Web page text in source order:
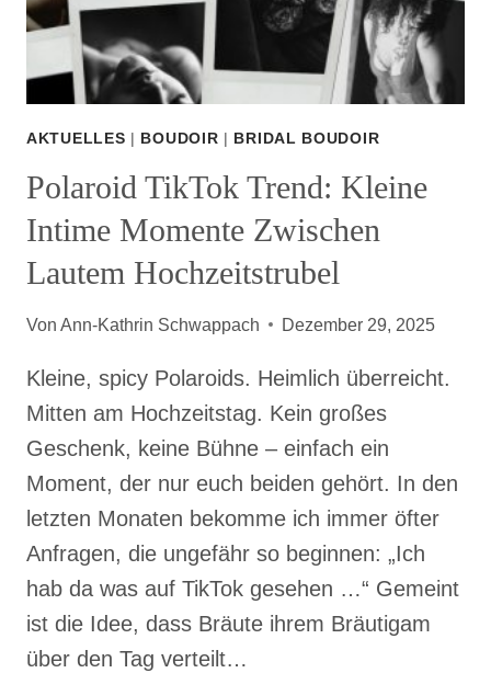
AKTUELLES | BOUDOIR | BRIDAL BOUDOIR
Polaroid TikTok Trend: Kleine
Intime Momente Zwischen
Lautem Hochzeitstrubel
Von Ann-Kathrin Schwappach Dezember 29, 2025
Kleine, spicy Polaroids. Heimlich überreicht.
Mitten am Hochzeitstag. Kein großes
Geschenk, keine Bühne – einfach ein
Moment, der nur euch beiden gehört. In den
letzten Monaten bekomme ich immer öfter
Anfragen, die ungefähr so beginnen: „Ich
hab da was auf TikTok gesehen …“ Gemeint
ist die Idee, dass Bräute ihrem Bräutigam
über den Tag verteilt…